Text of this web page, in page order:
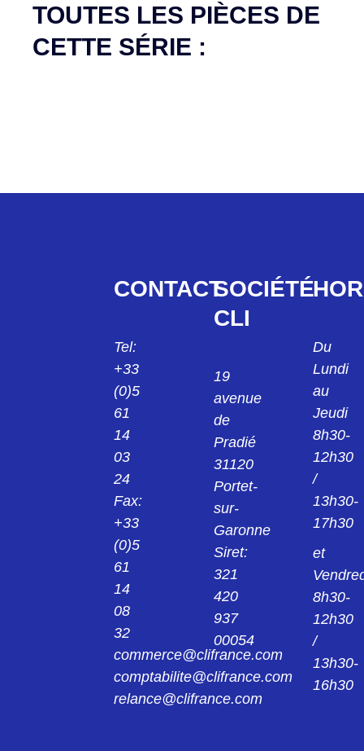
TOUTES LES PIÈCES DE
CETTE SÉRIE :
CONTACT
Tel:
+33
(0)5
61
14
03
24
Fax:
+33
(0)5
61
14
08
32
commerce@clifrance.com
comptabilite@clifrance.com
relance@clifrance.com
SOCIÉTÉ
CLI
19
avenue
de
Pradié
31120
Portet-
sur-
Garonne
Siret:
321
420
937
00054
Du
Lundi
au
Jeudi
8h30-
12h30
/
13h30-
17h30
et
8h30-
12h30
/
13h30-
16h30